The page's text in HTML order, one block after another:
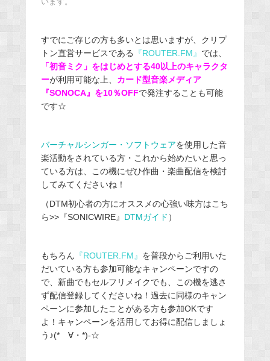
すでにご存じの方も多いとは思いますが、クリプ
トン直営サービスである 『ROUTER.FM 』 では、
「初音ミク」をはじめとする40以上のキャラクタ
ーが利用可能な上、 カード型音楽メディア
『SONOCA』を10％OFFで発注することも可能
です☆
バーチャルシンガー・ソフトウェアを使用した音
楽活動をされている方・これから始めたいと思っ
ている方は、この機にぜひ作曲・楽曲配信を検討
してみてくださいね！
（DTM初心者の方にオススメの心強い味方はこち
ら>>『SONICWIRE』 DTMガイド ）
もちろん 『ROUTER.FM 』 を普段からご利用いた
だいている方も参加可能なキャンペーンですの
で、新曲でもセルフリメイクでも、この機を逃さ
ず配信登録してくださいね！過去に同様のキャン
ペーンに参加したことがある方も参加OKです
よ！キャンペーンを活用してお得に配信しましょ
う♪(*ゝ∀・*)-☆